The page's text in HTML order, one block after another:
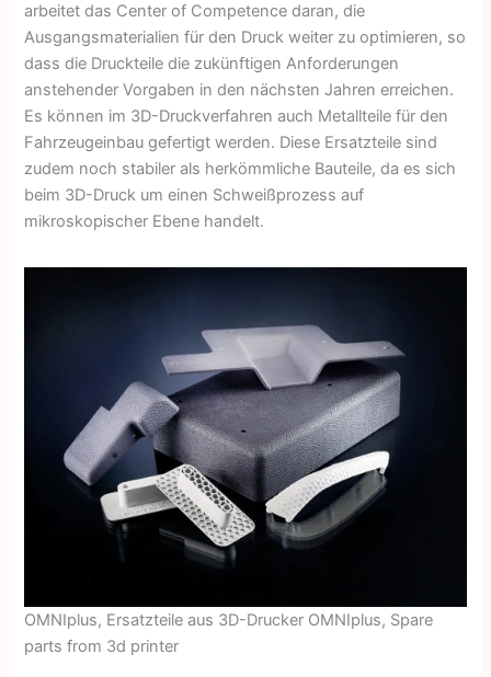
arbeitet das Center of Competence daran, die
Ausgangsmaterialien für den Druck weiter zu optimieren, so
dass die Druckteile die zukünftigen Anforderungen
anstehender Vorgaben in den nächsten Jahren erreichen.
Es können im 3D-Druckverfahren auch Metallteile für den
Fahrzeugeinbau gefertigt werden. Diese Ersatzteile sind
zudem noch stabiler als herkömm­liche Bauteile, da es sich
beim 3D-Druck um einen Schweißprozess auf
mikroskopischer Ebene handelt.
OMNIplus, Ersatzteile aus 3D-Drucker OMNIplus, Spare
parts from 3d printer